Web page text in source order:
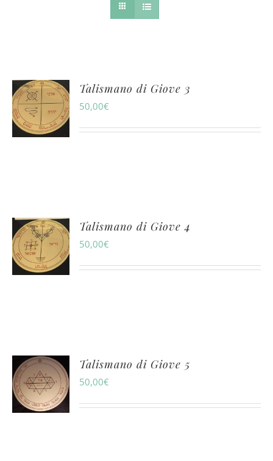
AGGIUNGI
Talismano di Giove 3
50,00€
AGGIUNGI
AL
Talismano di Giove 4
50,00€
AGGIUNGI
AL
CARRELLO
Talismano di Giove 5
50,00€